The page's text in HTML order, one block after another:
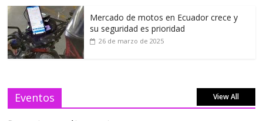
Mercado de motos en Ecuador crece y
su seguridad es prioridad
26 de marzo de 2025
Eventos View All